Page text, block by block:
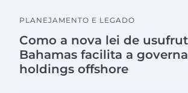
PLANEJAMENTO E LEGADO
Como a nova lei de
Bahamas facilita a
holdings offshore